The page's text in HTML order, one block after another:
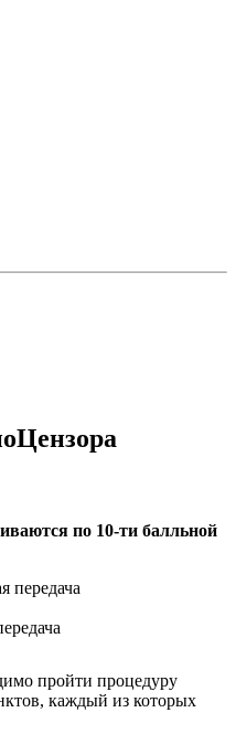
по 10-ти балльной
передача
пройти процедуру
каждый из которых